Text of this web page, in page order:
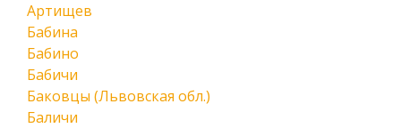
Артищев
Бабина
Бабино
Бабичи
Баковцы (Львовская обл.)
Баличи